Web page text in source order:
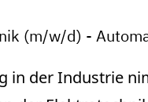
(m/w/d) -
in der Industrie